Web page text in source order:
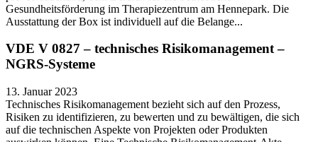
Gesundheitsförderung im Therapiezentrum am Hennepark. Die
Ausstattung der Box ist individuell auf die Belange...
VDE V 0827 – technisches Risikomanagement –
NGRS-Systeme
13. Januar 2023
Technisches Risikomanagement bezieht sich auf den Prozess,
Risiken zu identifizieren, zu bewerten und zu bewältigen, die sich
auf die technischen Aspekte von Projekten oder Produkten